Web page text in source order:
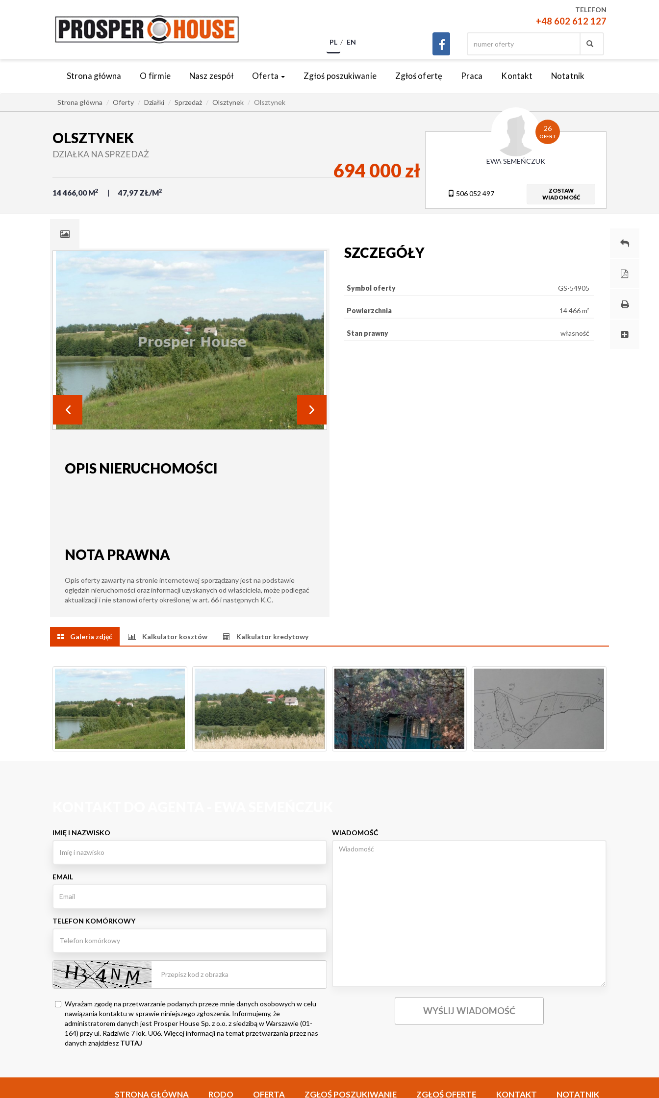
TELEFON
+48 602 612 127
PL EN
Strona główna O firmie Nasz zespół Oferta Zgłoś poszukiwanie Zgłoś ofertę Praca Kontakt Notatnik
Strona główna Oferty Działki Sprzedaż Olsztynek Olsztynek
OLSZTYNEK
DZIAŁKA NA SPRZEDAŻ
14 466,00 M2 47,97 ZŁ/M2
694 000 zł
26
OFERT
EWA SEMEŃCZUK
506 052 497
ZOSTAW
WIADOMOŚĆ
OPIS NIERUCHOMOŚCI
NOTA PRAWNA
Opis oferty zawarty na stronie internetowej sporządzany jest na podstawie
oględzin nieruchomości oraz informacji uzyskanych od właściciela, może podlegać
aktualizacji i nie stanowi oferty określonej w art. 66 i następnych K.C.
SZCZEGÓŁY
Symbol oferty GS-54905
Powierzchnia 14 466 m²
Stan prawny własność
Galeria zdjęć Kalkulator kosztów Kalkulator kredytowy
IMIĘ I NAZWISKO
EMAIL
TELEFON KOMÓRKOWY
Wyrażam zgodę na przetwarzanie podanych przeze mnie danych osobowych w celu
nawiązania kontaktu w sprawie niniejszego zgłoszenia. Informujemy, że
administratorem danych jest Prosper House Sp. z o.o. z siedzibą w Warszawie (01-
164) przy ul. Radziwie 7 lok. U06. Więcej informacji na temat przetwarzania przez nas
danych znajdziesz TUTAJ
WIADOMOŚĆ
STRONA GŁÓWNA RODO OFERTA ZGŁOŚ POSZUKIWANIE ZGŁOŚ OFERTĘ KONTAKT NOTATNIK